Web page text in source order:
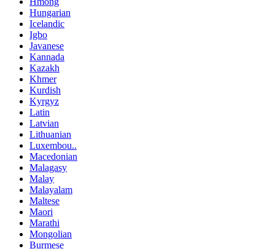
Hungarian
Icelandic
Igbo
Javanese
Kannada
Kazakh
Khmer
Kurdish
Kyrgyz
Latin
Latvian
Lithuanian
Luxembou..
Macedonian
Malagasy
Malay
Malayalam
Maltese
Maori
Marathi
Mongolian
Burmese